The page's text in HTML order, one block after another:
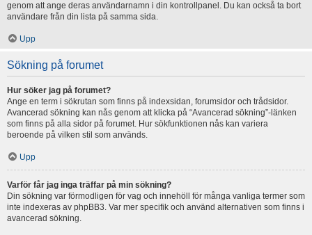
genom att ange deras användarnamn i din kontrollpanel. Du kan också ta bort
användare från din lista på samma sida.
Upp
Sökning på forumet
Hur söker jag på forumet?
Ange en term i sökrutan som finns på indexsidan, forumsidor och trådsidor.
Avancerad sökning kan nås genom att klicka på “Avancerad sökning”-länken
som finns på alla sidor på forumet. Hur sökfunktionen nås kan variera
beroende på vilken stil som används.
Upp
Varför får jag inga träffar på min sökning?
Din sökning var förmodligen för vag och innehöll för många vanliga termer som
inte indexeras av phpBB3. Var mer specifik och använd alternativen som finns i
avancerad sökning.